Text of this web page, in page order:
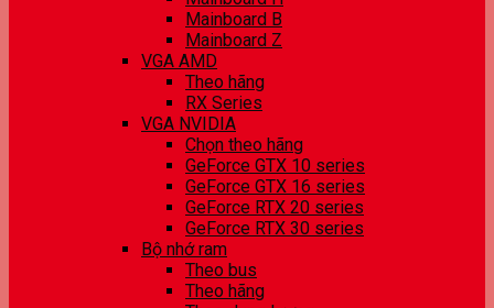
Mainboard B
Mainboard Z
VGA AMD
Theo hãng
RX Series
VGA NVIDIA
Chọn theo hãng
GeForce GTX 10 series
GeForce GTX 16 series
GeForce RTX 20 series
GeForce RTX 30 series
Bộ nhớ ram
Theo bus
Theo hãng